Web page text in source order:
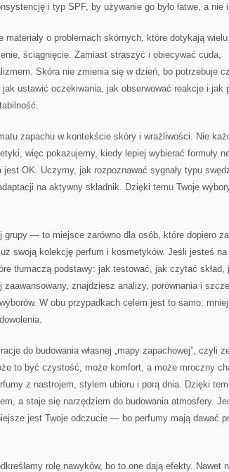
i typ SPF, by używanie go było łatwe, a nie
materiały o problemach skórnych, które dotykają
ściągnięcie. Zamiast straszyć i obiecywać cuda,
Skóra nie zmienia się w dzień, bo potrzebuje
ustawić oczekiwania, jak obserwować reakcje i jak
zapachu w kontekście skóry i wrażliwości. Nie
więc pokazujemy, kiedy lepiej wybierać formuły
jest OK. Uczymy, jak rozpoznawać sygnały typu
na aktywny składnik. Dzięki temu Twoje
grupy — to miejsce zarówno dla osób, które dopiero
swoją kolekcję perfum i kosmetyków. Jeśli jesteś na
tłumaczą podstawy: jak testować, jak czytać skład,
znajdziesz analizy, porównania i
W obu przypadkach celem jest to samo: mniej
do budowania własnej „mapy zapachowej”, czyli
to być czystość, może komfort, a może mroczny
z nastrojem, stylem ubioru i porą dnia. Dzięki
a staje się narzędziem do budowania atmosfery.
jest Twoje odczucie — bo perfumy mają dawać
rolę nawyków, bo to one dają efekty. Nawet